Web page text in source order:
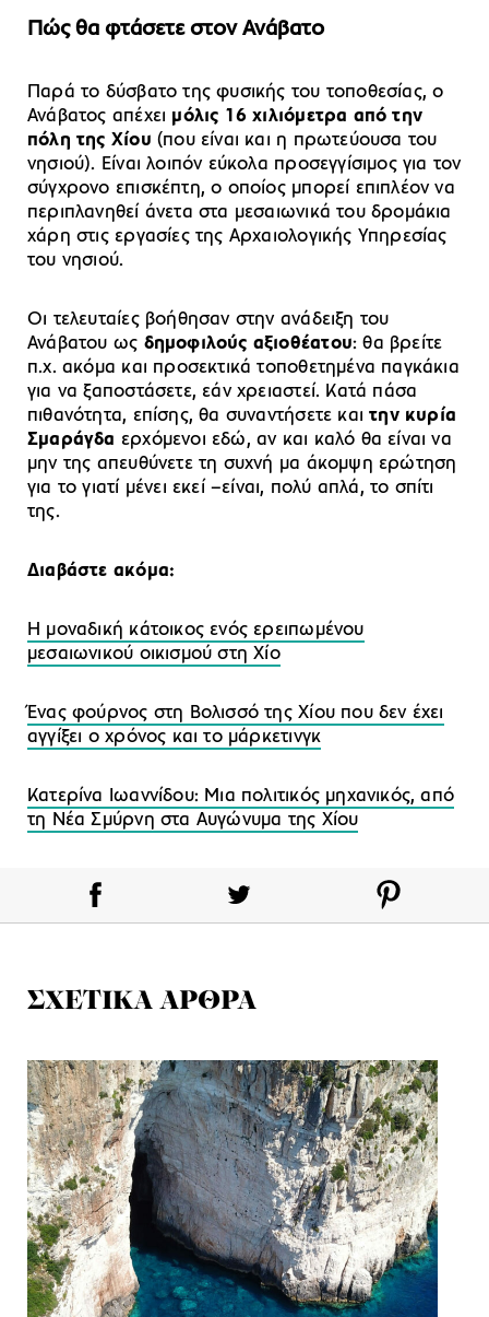
Πώς θα φτάσετε στον Ανάβατο
Παρά το δύσβατο της φυσικής του τοποθεσίας, ο
Ανάβατος απέχει μόλις 16 χιλιόμετρα από την
πόλη της Χίου (που είναι και η πρωτεύουσα του
νησιού). Είναι λοιπόν εύκολα προσεγγίσιμος για τον
σύγχρονο επισκέπτη, ο οποίος μπορεί επιπλέον να
περιπλανηθεί άνετα στα μεσαιωνικά του δρομάκια
χάρη στις εργασίες της Αρχαιολογικής Υπηρεσίας
του νησιού.
Οι τελευταίες βοήθησαν στην ανάδειξη του
Ανάβατου ως δημοφιλούς αξιοθέατου: θα βρείτε
π.χ. ακόμα και προσεκτικά τοποθετημένα παγκάκια
για να ξαποστάσετε, εάν χρειαστεί. Κατά πάσα
πιθανότητα, επίσης, θα συναντήσετε καιτην κυρία
Σμαράγδα ερχόμενοι εδώ, αν και καλό θα είναι να
μην της απευθύνετε τη συχνή μα άκομψη ερώτηση
για το γιατί μένει εκεί –είναι, πολύ απλά, το σπίτι
της.
Διαβάστε ακόμα:
Η μοναδική κάτοικος ενός ερειπωμένου
μεσαιωνικού οικισμού στη Χίο
Ένας φούρνος στη Βολισσό της Χίου που δεν έχει
αγγίξει ο χρόνος και το μάρκετινγκ
Κατερίνα Ιωαννίδου: Μια πολιτικός μηχανικός, από
τη Νέα Σμύρνη στα Αυγώνυμα της Χίου
ΣΧΕΤΙΚΑ ΑΡΘΡΑ